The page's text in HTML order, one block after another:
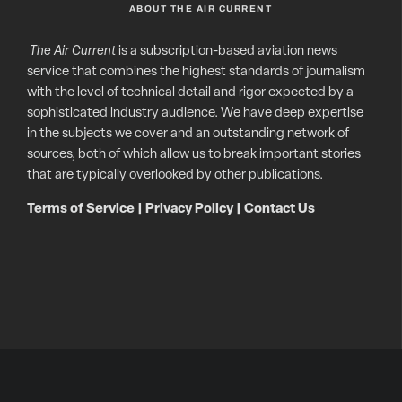
ABOUT THE AIR CURRENT
The Air Currentis a subscription-based aviation news
service that combines the highest standards of journalism
with the level of technical detail and rigor expected by a
sophisticated industry audience. We have deep expertise
in the subjects we cover and an outstanding network of
sources, both of which allow us to break important stories
that are typically overlooked by other publications.
Terms of Service Privacy Policy| Contact Us